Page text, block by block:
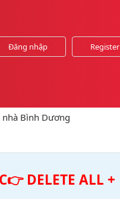
Đăng nhập Register
nhà Bình Dương
DELETE ALL +